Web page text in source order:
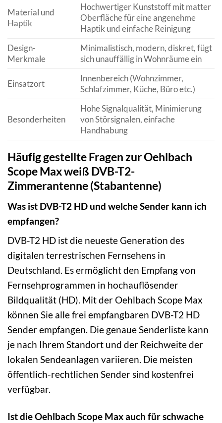
Material und
Haptik
Hochwertiger Kunststoff mit matter
Oberfläche für eine angenehme
Haptik und einfache Reinigung
Design-
Merkmale
Minimalistisch, modern, diskret, fügt
sich unauffällig in Wohnräume ein
Einsatzort
Innenbereich (Wohnzimmer,
Schlafzimmer, Küche, Büro etc.)
Besonderheiten
Hohe Signalqualität, Minimierung
von Störsignalen, einfache
Handhabung
Häufig gestellte Fragen zur Oehlbach
Scope Max weiß DVB-T2-
Zimmerantenne (Stabantenne)
Was ist DVB-T2 HD und welche Sender kann ich
empfangen?
DVB-T2 HD ist die neueste Generation des
digitalen terrestrischen Fernsehens in
Deutschland. Es ermöglicht den Empfang von
Fernsehprogrammen in hochauflösender
Bildqualität (HD). Mit der Oehlbach Scope Max
können Sie alle frei empfangbaren DVB-T2 HD
Sender empfangen. Die genaue Senderliste kann
je nach Ihrem Standort und der Reichweite der
lokalen Sendeanlagen variieren. Die meisten
öffentlich-rechtlichen Sender sind kostenfrei
verfügbar.
Ist die Oehlbach Scope Max auch für schwache